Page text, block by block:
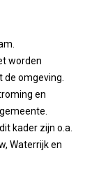
worden
omgeving.
en
kader zijn o.a.
Waterrijk en